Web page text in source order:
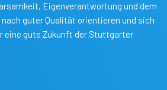
Eigenverantwortung und dem
guter Qualität orientieren und sich
eine gute Zukunft der Stuttgarter